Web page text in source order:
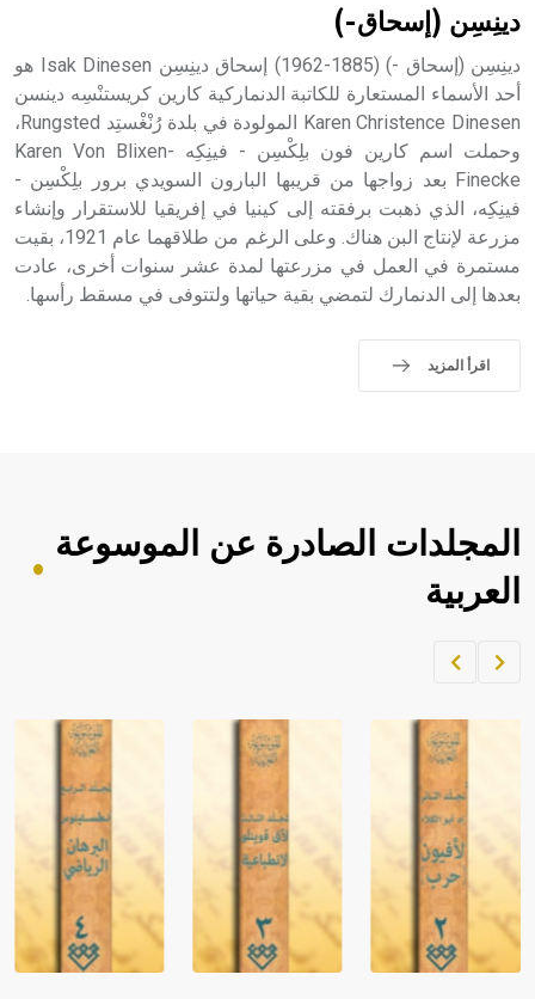
دينِسِن (إسحاق-)
دينِسِن (إسحاق -) (1885-1962) إسحاق دينِسِن Isak Dinesen هو
أحد الأسماء المستعارة للكاتبة الدنماركية كارين كريستنْسِه دينسن
Karen Christence Dinesen المولودة في بلدة رُنْغْستِد Rungsted،
وحملت اسم كارين فون بلِكْسِن - فينِكِه Karen Von Blixen-
Finecke بعد زواجها من قريبها البارون السويدي برور بلِكْسِن -
فينِكِه، الذي ذهبت برفقته إلى كينيا في إفريقيا للاستقرار وإنشاء
مزرعة لإنتاج البن هناك. وعلى الرغم من طلاقهما عام 1921، بقيت
مستمرة في العمل في مزرعتها لمدة عشر سنوات أخرى، عادت
بعدها إلى الدنمارك لتمضي بقية حياتها ولتتوفى في مسقط رأسها.
اقرأ المزيد
المجلدات الصادرة عن الموسوعة
العربية